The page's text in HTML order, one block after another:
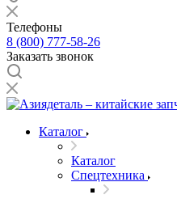
Телефоны
8 (800) 777-58-26
Заказать звонок
Каталог
Каталог
Спецтехника